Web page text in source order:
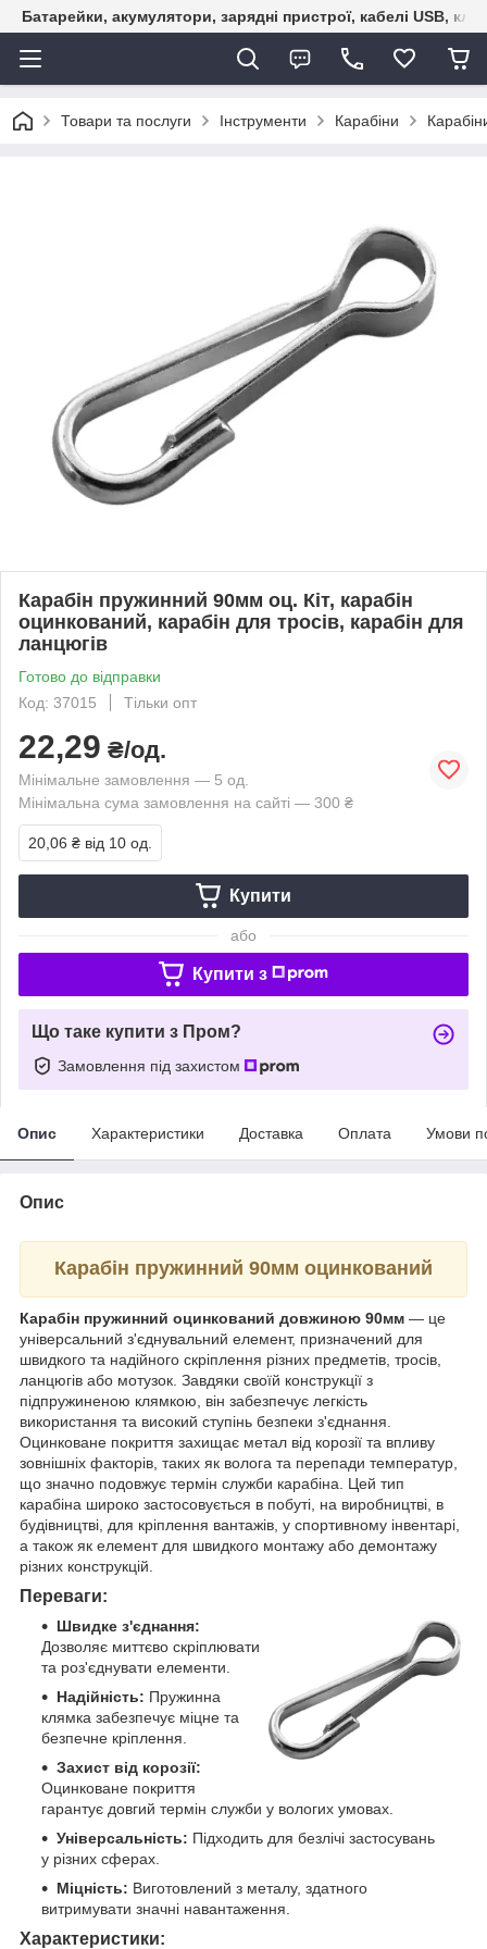
Батарейки, акумулятори, зарядні пристрої, кабелі USB,
Товари та послуги Інструменти Карабіни
Карабін пружинний 90мм оц. Кіт, карабін
оцинкований, карабін для тросів, карабін для
ланцюгів
Готово до відправки
Код: 37015
Тільки опт
22,29 ₴/од.
Мінімальне замовлення — 5 од.
Мінімальна сума замовлення на сайті — 300 ₴
20,06 ₴ від 10 од.
Купити
або
Купити з
Що таке купити з Пром?
Замовлення під захистом
Опис Характеристики Доставка Оплата Умови
Опис
Карабін пружинний 90мм оцинкований
Карабін пружинний оцинкований довжиною 90мм — це
універсальний з'єднувальний елемент, призначений для
швидкого та надійного скріплення різних предметів, тросів,
ланцюгів або мотузок. Завдяки своїй конструкції з
підпружиненою клямкою, він забезпечує легкість
використання та високий ступінь безпеки з'єднання.
Оцинковане покриття захищає метал від корозії та впливу
зовнішніх факторів, таких як волога та перепади температур,
що значно подовжує термін служби карабіна. Цей тип
карабіна широко застосовується в побуті, на виробництві, в
будівництві, для кріплення вантажів, у спортивному інвентарі,
а також як елемент для швидкого монтажу або демонтажу
різних конструкцій.
Переваги:
Швидке з'єднання:
Дозволяє миттєво скріплювати
та роз'єднувати елементи.
Надійність: Пружинна
клямка забезпечує міцне та
безпечне кріплення.
Захист від корозії:
Оцинковане покриття
гарантує довгий термін служби у вологих умовах.
Універсальність: Підходить для безлічі застосувань
у різних сферах.
Міцність: Виготовлений з металу, здатного
витримувати значні навантаження.
Характеристики: